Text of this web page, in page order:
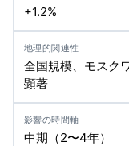
+1.2%
全国規模、モスク
顕著
中期（2〜4年）